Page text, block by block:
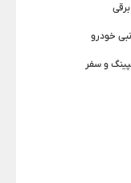
خودرو
و سفر